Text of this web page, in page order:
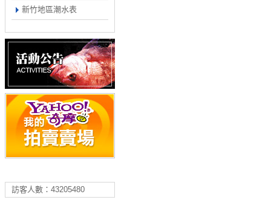
新竹地區潮水表
訪客人數：43205480